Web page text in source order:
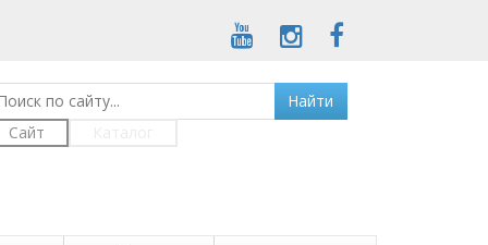
Найти
Сайт